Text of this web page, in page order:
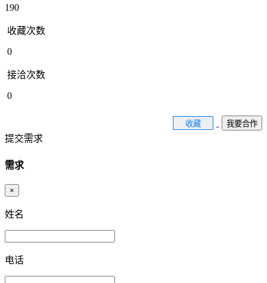
190
收藏次数
0
接洽次数
0
收藏 我要合作
提交需求
需求
×
姓名
电话